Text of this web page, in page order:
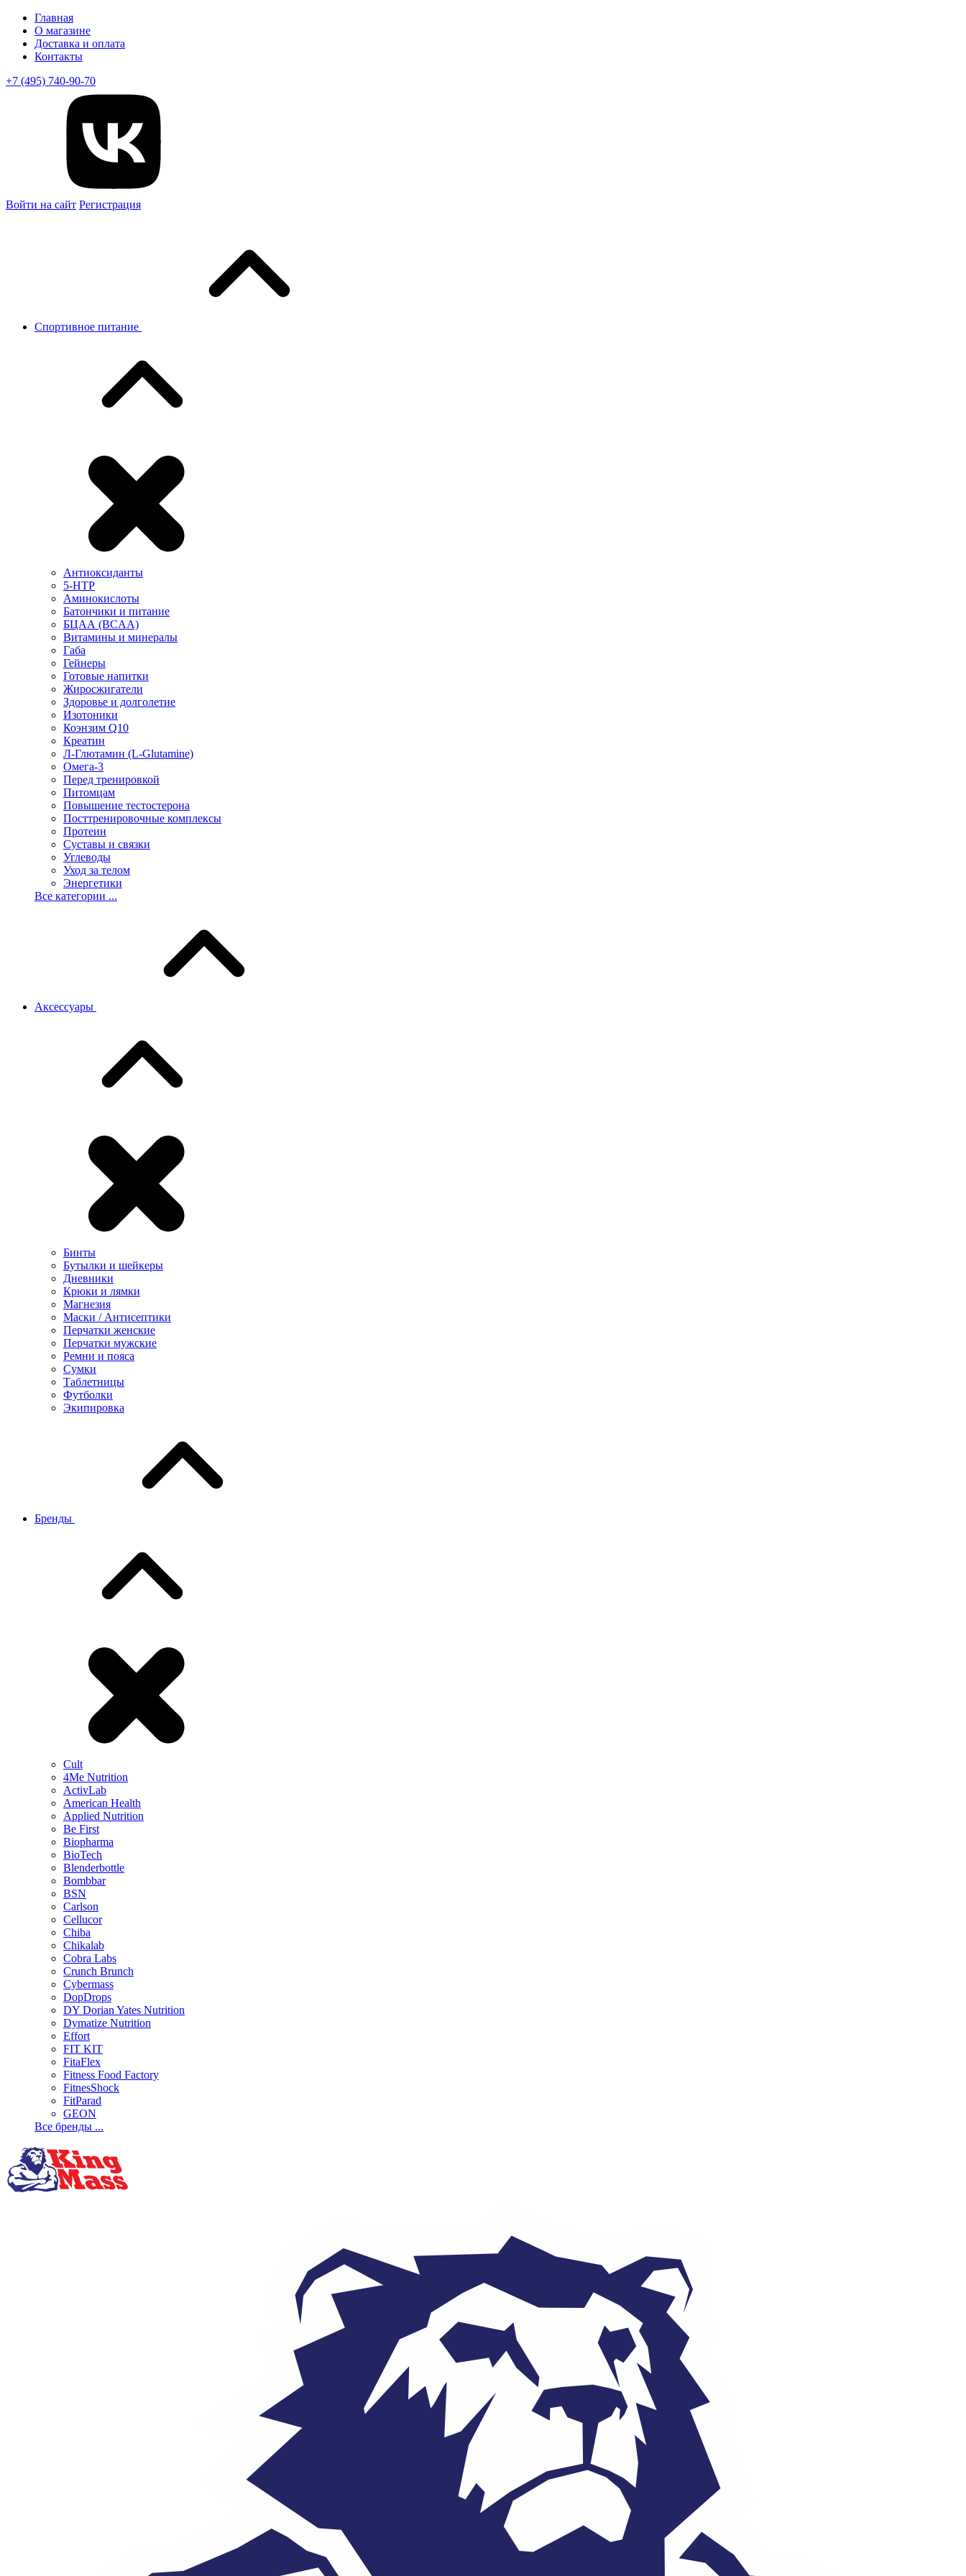
Главная
О магазине
Доставка и оплата
Контакты
+7 (495) 740-90-70
Войти на сайт Регистрация
Спортивное питание
Антиоксиданты
5-HTP
Аминокислоты
Батончики и питание
БЦАА (BCAA)
Витамины и минералы
Габа
Гейнеры
Готовые напитки
Жиросжигатели
Здоровье и долголетие
Изотоники
Коэнзим Q10
Креатин
Л-Глютамин (L-Glutamine)
Омега-3
Перед тренировкой
Питомцам
Повышение тестостерона
Посттренировочные комплексы
Протеин
Суставы и связки
Углеводы
Уход за телом
Энергетики
Все категории ...
Аксессуары
Бинты
Бутылки и шейкеры
Дневники
Крюки и лямки
Магнезия
Маски / Антисептики
Перчатки женские
Перчатки мужские
Ремни и пояса
Сумки
Таблетницы
Футболки
Экипировка
Бренды
Cult
4Me Nutrition
ActivLab
American Health
Applied Nutrition
Be First
Biopharma
BioTech
Blenderbottle
Bombbar
BSN
Carlson
Cellucor
Chiba
Chikalab
Cobra Labs
Crunch Brunch
Cybermass
DopDrops
DY Dorian Yates Nutrition
Dymatize Nutrition
Effort
FIT KIT
FitaFlex
Fitness Food Factory
FitnesShock
FitParad
GEON
Все бренды ...